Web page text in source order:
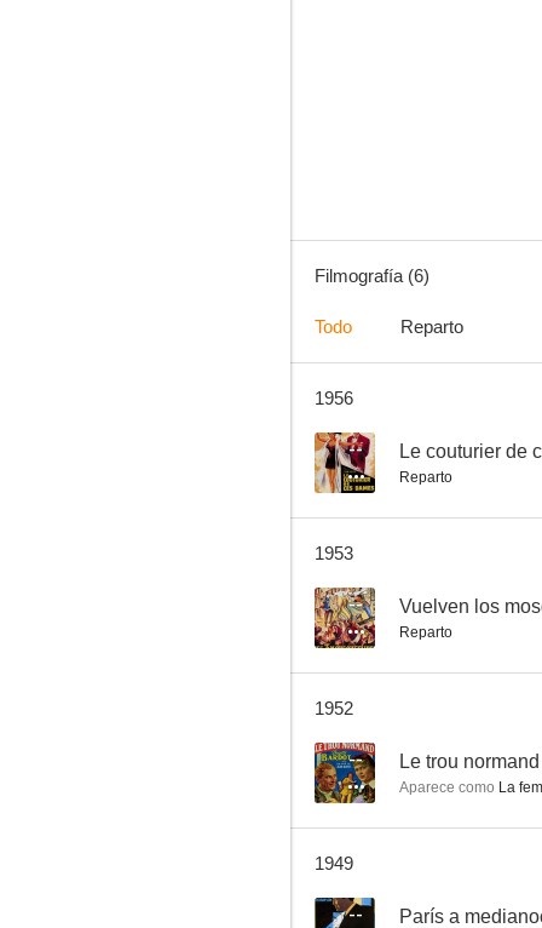
Filmografía (6)
Todo Reparto
1956
-- Le couturier de
Reparto
1953
-- Vuelven los
Reparto
1952
-- Le trou normand
Aparece como La
1949
-- París a